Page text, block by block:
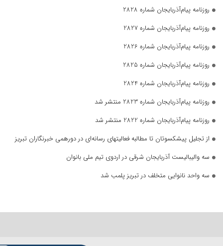
روزنامه پیام‌آذربایجان شماره 2828
روزنامه پیام‌آذربایجان شماره 2827
روزنامه پیام‌آذربایجان شماره 2826
روزنامه پیام‌آذربایجان شماره 2825
روزنامه پیام‌آذربایجان شماره 2824
روزنامه پیام‌آذربایجان شماره 2823 منتشر شد
روزنامه پیام‌آذربایجان شماره 2822 منتشر شد
از تجلیل پیشکسوتان تا مطالبه فعالیتهای رسانه‌ای در دورهمی خبرنگاران تبریز
سه والیبالیست آذربایجان‌ شرقی در اردوی تیم ملی بانوان
سه واحد نانوایی متخلف در تبریز پلمب شد